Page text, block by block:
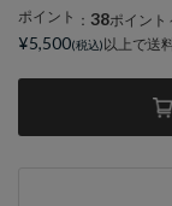
ポイント ： 38ポイント
¥5,500 以上で送